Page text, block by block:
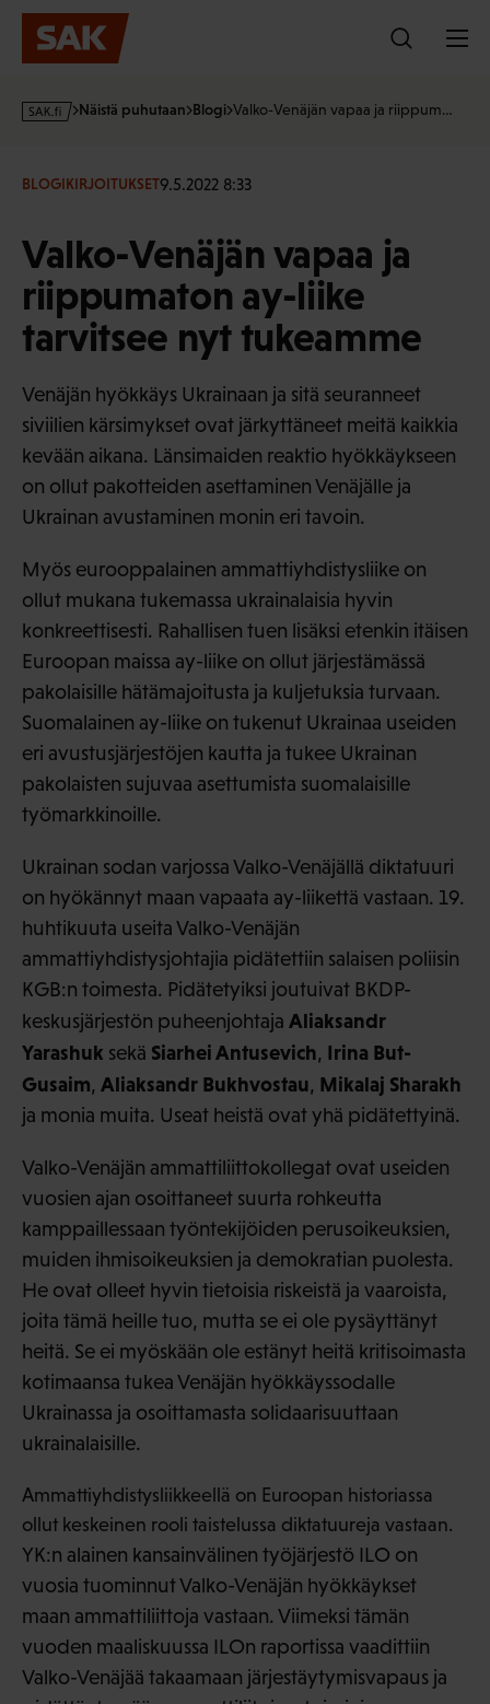
Hyppää
sisältöön
s
·
Näistä puhutaan Blogi Valko-Venäjän vapaa ja riippum…
BLOGIKIRJOITUKSET9.5.2022 8:33
Valko-Venäjän vapaa ja
riippumaton ay-liike
tarvitsee nyt tukeamme
Venäjän hyökkäys Ukrainaan ja sitä seuranneet
siviilien kärsimykset ovat järkyttäneet meitä kaikkia
kevään aikana. Länsimaiden reaktio hyökkäykseen
on ollut pakotteiden asettaminen Venäjälle ja
Ukrainan avustaminen monin eri tavoin.
Myös eurooppalainen ammattiyhdistysliike on
ollut mukana tukemassa ukrainalaisia hyvin
konkreettisesti. Rahallisen tuen lisäksi etenkin itäisen
Euroopan maissa ay-liike on ollut järjestämässä
pakolaisille hätämajoitusta ja kuljetuksia turvaan.
Suomalainen ay-liike on tukenut Ukrainaa useiden
eri avustusjärjestöjen kautta ja tukee Ukrainan
pakolaisten sujuvaa asettumista suomalaisille
työmarkkinoille.
Ukrainan sodan varjossa Valko-Venäjällä diktatuuri
on hyökännyt maan vapaata ay-liikettä vastaan. 19.
huhtikuuta useita Valko-Venäjän
ammattiyhdistysjohtajia pidätettiin salaisen poliisin
KGB:n toimesta. Pidätetyiksi joutuivat BKDP-
keskusjärjestön puheenjohtaja Aliaksandr
Yarashuk sekä Siarhei Antusevich, Irina But-
Gusaim, Aliaksandr Bukhvostau, Mikalaj Sharakh
ja monia muita. Useat heistä ovat yhä pidätettyinä.
Valko-Venäjän ammattiliittokollegat ovat useiden
vuosien ajan osoittaneet suurta rohkeutta
kamppaillessaan työntekijöiden perusoikeuksien,
muiden ihmisoikeuksien ja demokratian puolesta.
He ovat olleet hyvin tietoisia riskeistä ja vaaroista,
joita tämä heille tuo, mutta se ei ole pysäyttänyt
heitä. Se ei myöskään ole estänyt heitä kritisoimasta
kotimaansa tukea Venäjän hyökkäyssodalle
Ukrainassa ja osoittamasta solidaarisuuttaan
ukrainalaisille.
Ammattiyhdistysliikkeellä on Euroopan historiassa
ollut keskeinen rooli taistelussa diktatuureja vastaan.
YK:n alainen kansainvälinen työjärjestö ILO on
vuosia tuominnut Valko-Venäjän hyökkäykset
maan ammattiliittoja vastaan. Viimeksi tämän
vuoden maaliskuussa ILOn raportissa vaadittiin
Valko-Venäjää takaamaan järjestäytymisvapaus ja